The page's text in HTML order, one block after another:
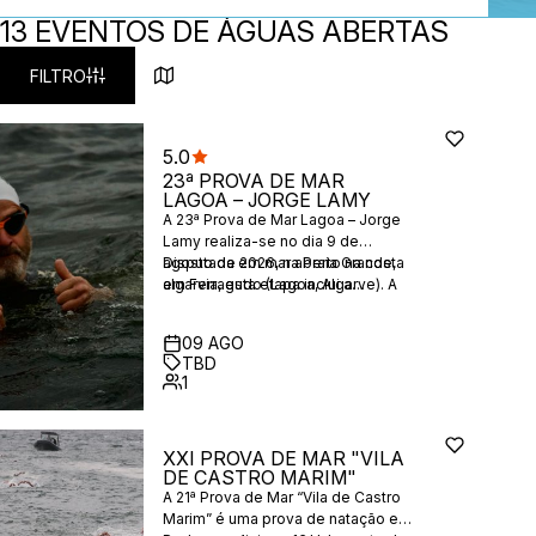
13 EVENTOS DE ÁGUAS ABERTAS
FILTRO
5.0
23ª PROVA DE MAR
LAGOA – JORGE LAMY
A 23ª Prova de Mar Lagoa – Jorge
Lamy realiza-se no dia 9 de
agosto de 2026, na Praia Grande,
em Ferragudo (Lagoa, Algarve). A
2026, sob a égide da Federação
Portuguesa de Natação (FPN).
Disputada em mar aberto na costa
algarvia, esta etapa inclui a
Masters AA), bem como provas de
divulgação de 1000m e 200m. A
competição contribui para o
09 AGO
TBD
1
XXI PROVA DE MAR "VILA
DE CASTRO MARIM"
A 21ª Prova de Mar “Vila de Castro
Marim” é uma prova de natação em